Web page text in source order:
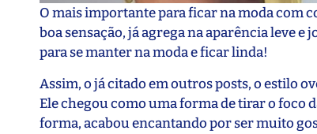
O mais importante para ficar na moda com
boa sensação, já agrega na aparência leve
para se manter na moda e ficar linda!
Assim, o já citado em outros posts, o estilo
Ele chegou como uma forma de tirar o foco
forma, acabou encantando por ser muito